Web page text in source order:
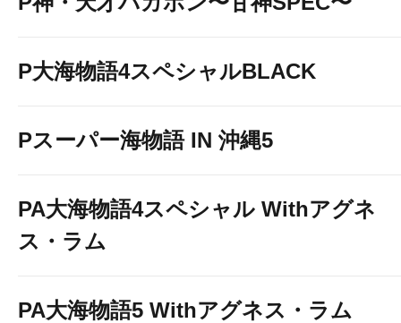
P大海物語4スペシャルBLACK
Pスーパー海物語 IN 沖縄5
PA大海物語4スペシャル Withアグネ
ス・ラム
PA大海物語5 Withアグネス・ラム